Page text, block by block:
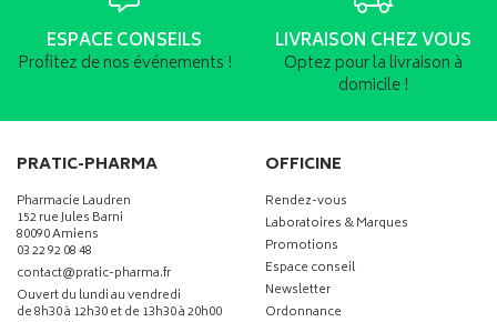
ESPACE CONSEILS
Profitez de nos événements !
LIVRAISON CHEZ VOUS
Optez pour la livraison à
domicile !
PRATIC-PHARMA
Pharmacie Laudren
152 rue Jules Barni
80090 Amiens
03 22 92 08 48
contact-
@-
pratic-pharma.fr
Ouvert du lundi au vendredi
de 8h30 à 12h30 et de 13h30 à 20h00
OFFICINE
Rendez-vous
Laboratoires & Marques
Promotions
Espace conseil
Newsletter
Ordonnance